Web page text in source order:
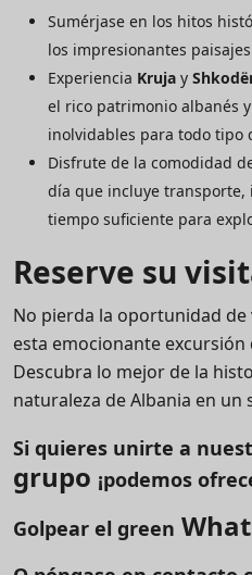
Sumérjase en los hitos
los impresionantes
Experiencia Kruja y
el rico patrimonio albanés
inolvidables para todo tipo
Disfrute de la comodidad
día que incluye transporte,
tiempo suficiente para
Reserve su
No pierda la oportunidad de
esta emocionante excursión
Descubra lo mejor de la
naturaleza de Albania en un
Si quieres unirte a
grupo ¡podemos
Golpear el green